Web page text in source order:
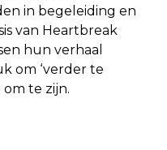
in begeleiding en
van Heartbreak
hun verhaal
om ‘verder te
te zijn.